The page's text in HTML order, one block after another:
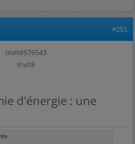
#251
invité576543
Invité
d'énergie : une